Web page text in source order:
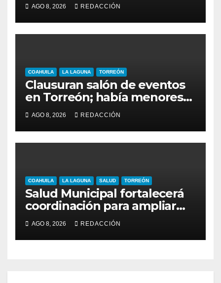
AGO 8, 2026 REDACCIÓN
COAHUILA LA LAGUNA TORREÓN
Clausuran salón de eventos
en Torreón; había menores
alcoholizados durante
inspección
AGO 8, 2026 REDACCIÓN
COAHUILA LA LAGUNA SALUD TORREÓN
Salud Municipal fortalecerá
coordinación para ampliar
programas en Torreón
AGO 8, 2026 REDACCIÓN